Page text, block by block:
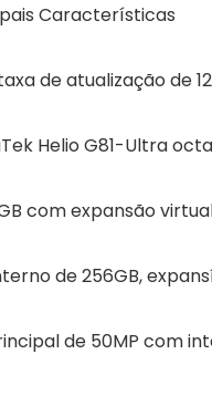
Características
de atualização de
Helio G81-Ultra
com expansão
de 256GB,
de 50MP com